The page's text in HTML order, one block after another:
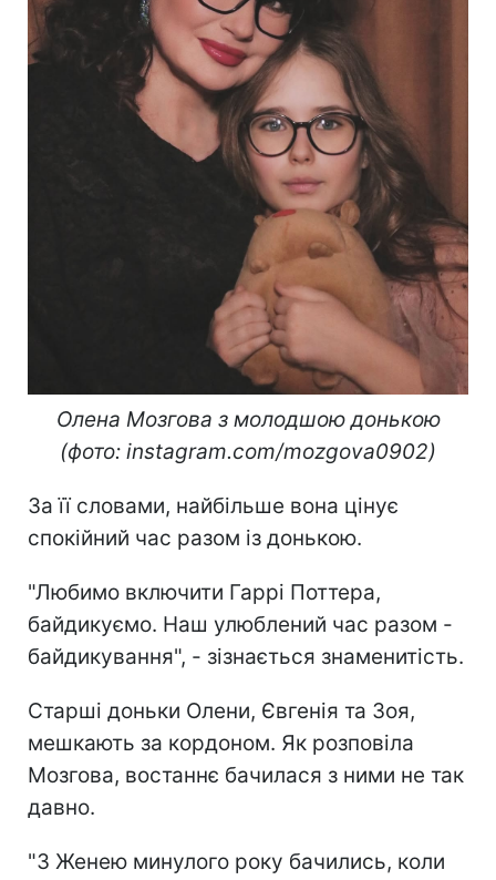
Олена Мозгова з молодшою донькою
(фото: instagram.com/mozgova0902)
За її словами, найбільше вона цінує
спокійний час разом із донькою.
"Любимо включити Гаррі Поттера,
байдикуємо. Наш улюблений час разом -
байдикування", - зізнається знаменитість.
Старші доньки Олени, Євгенія та Зоя,
мешкають за кордоном. Як розповіла
Мозгова, востаннє бачилася з ними не так
давно.
"З Женею минулого року бачились, коли